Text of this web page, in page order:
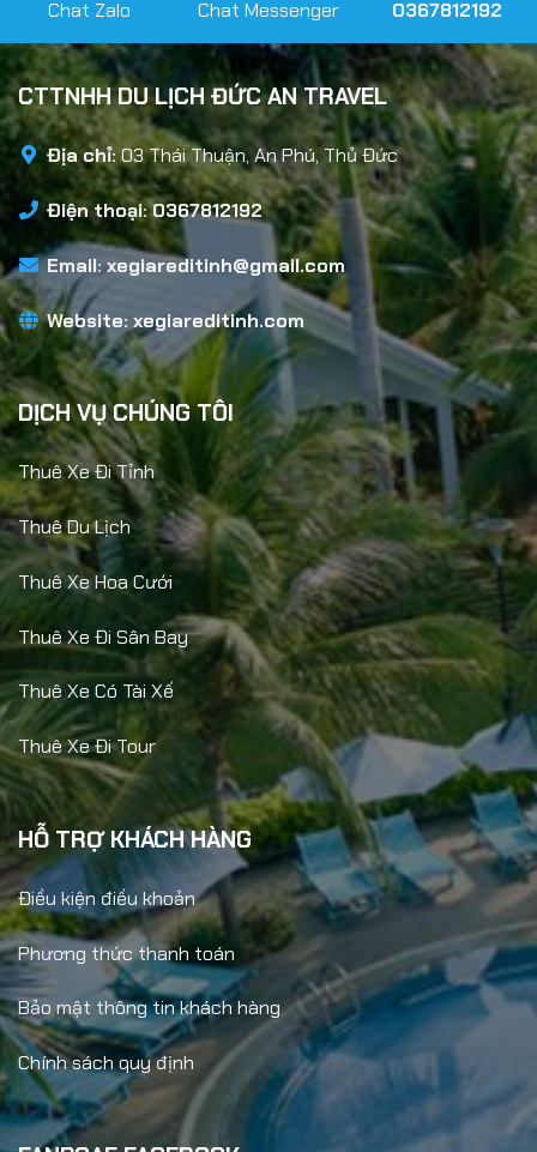
Chat Zalo Chat Messenger 0367812192
CTTNHH DU LỊCH ĐỨC AN TRAVEL
Địa chỉ:03 Thái Thuận, An Phú, Thủ Đức
Điện thoại: 0367812192
Email: xegiareditinh@gmail.com
Website: xegiareditinh.com
DỊCH VỤ CHÚNG TÔI
Thuê Xe Đi Tỉnh
Thuê Du Lịch
Thuê Xe Hoa Cưới
Thuê Xe Đi Sân Bay
Thuê Xe Có Tài Xế
Thuê Xe Đi Tour
HỖ TRỢ KHÁCH HÀNG
Điều kiện điều khoản
Phương thức thanh toán
Bảo mật thông tin khách hàng
Chính sách quy định